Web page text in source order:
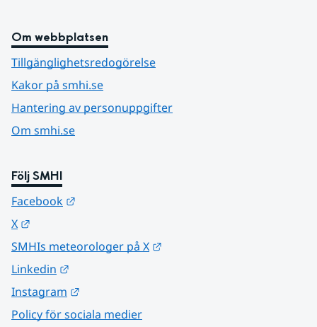
Om webbplatsen
Tillgänglighetsredogörelse
Kakor på smhi.se
Hantering av personuppgifter
Om smhi.se
Följ SMHI
Facebook
X
SMHIs meteorologer på X
Linkedin
Instagram
Policy för sociala medier